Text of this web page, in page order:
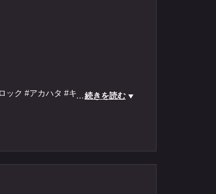
ック #アカハタ #キジハタ #オオモ
…続きを読む